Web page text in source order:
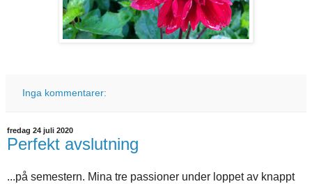
Inga kommentarer:
fredag 24 juli 2020
Perfekt avslutning
...på semestern. Mina tre passioner under loppet av knappt